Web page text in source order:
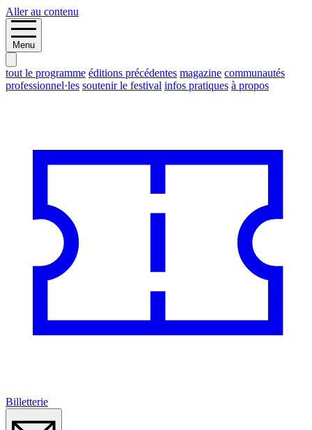
Aller au contenu
Menu
tout le programme éditions précédentes magazine communautés
professionnel·les soutenir le festival infos pratiques à propos
Billetterie